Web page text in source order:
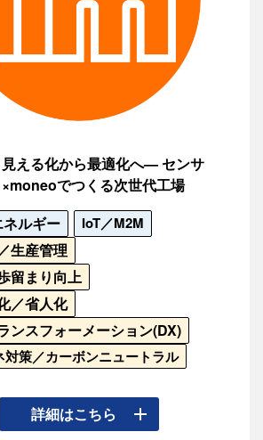
産システムへのセキュリティ攻撃の
のデモを紹介
造科学技術センター)
推進室
橋３丁目４番１０号
ディング４階
見える化から最適化へ— センサ
×moneoでつくる次世代工場
ルギー IoT／M2M
生産管理
留まり向上
／省人化
ンスフォーメーション(DX)
対策／カーボンニュートラル
・圧力・流量などの監視は、製造現
と品質維持に不可欠です。ifmの高耐
詳細はこちら